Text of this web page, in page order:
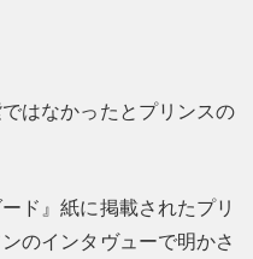
はなかったとプリンスの
ド』紙に掲載されたプリ
のインタヴューで明かさ